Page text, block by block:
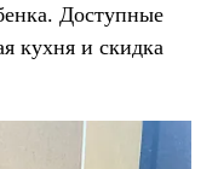
Доступные
кухня и скидка